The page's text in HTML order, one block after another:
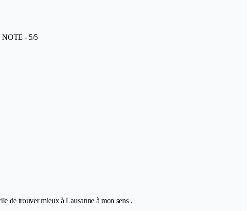
NOTE - 5/5
de trouver mieux à Lausanne à mon sens .